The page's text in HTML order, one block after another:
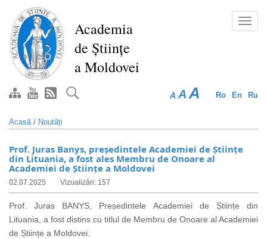
conţinutul
principal
Academia
de Științe
a Moldovei
Ro En Ru
A A A
Acasă/ Noutăți
Prof. Juras Banys, președintele Academiei de Științe
din Lituania, a fost ales Membru de Onoare al
Academiei de Științe a Moldovei
02.07.2025 Vizualizări: 157
Prof. Juras BANYS, Președintele Academiei de Științe din
Lituania, a fost distins cu titlul de Membru de Onoare al Academiei
de Științe a Moldovei.